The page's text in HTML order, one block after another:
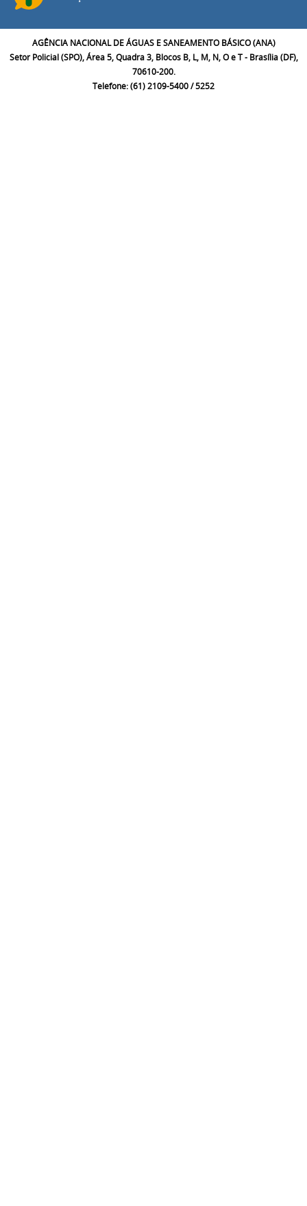
AGÊNCIA NACIONAL DE ÁGUAS E SANEAMENTO BÁSICO (ANA)
Setor Policial (SPO), Área 5, Quadra 3, Blocos B, L, M, N, O e T - Brasília (DF),
70610-200.
Telefone: (61) 2109-5400 / 5252